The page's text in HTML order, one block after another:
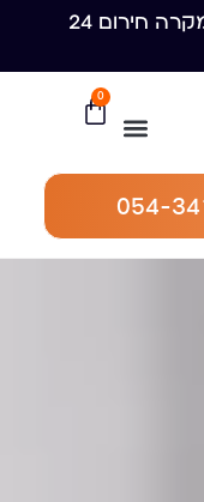
ממוצע 25-30 דקות הגעה במקרה חירום 24
0